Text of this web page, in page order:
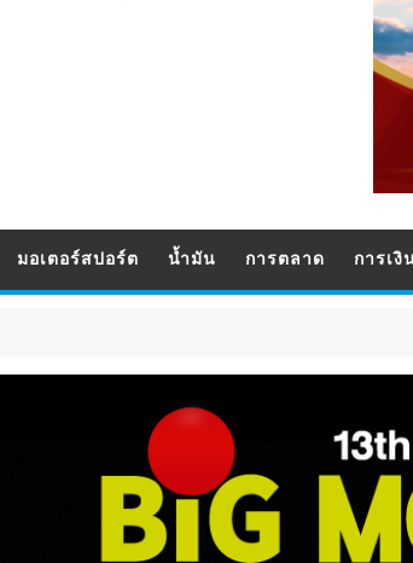
มอเตอร์สปอร์ต น้ำมัน การตลาด การเงิ